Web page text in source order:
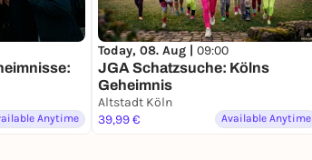
Anytime
Today, 08. Aug | 09:00
JGA Schatzsuche: Kölns
Geheimnis
Altstadt Köln
39,99 €
Available Anytime